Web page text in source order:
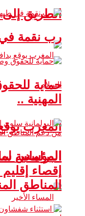
الطريق إلى
المغرب
المؤسس
رب نقمة
حماية
المهنية ..
إقصاء
المناطق